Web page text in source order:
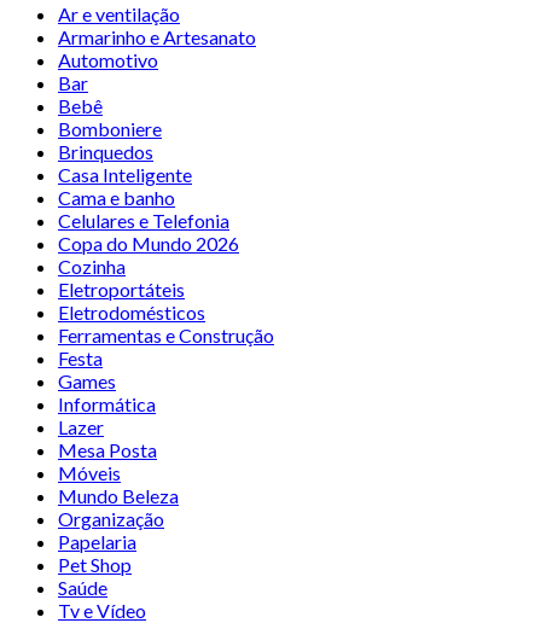
Ar e ventilação
Armarinho e Artesanato
Automotivo
Bar
Bebê
Bomboniere
Brinquedos
Casa Inteligente
Cama e banho
Celulares e Telefonia
Copa do Mundo 2026
Cozinha
Eletroportáteis
Eletrodomésticos
Ferramentas e Construção
Festa
Games
Informática
Lazer
Mesa Posta
Móveis
Mundo Beleza
Organização
Papelaria
Pet Shop
Saúde
Tv e Vídeo